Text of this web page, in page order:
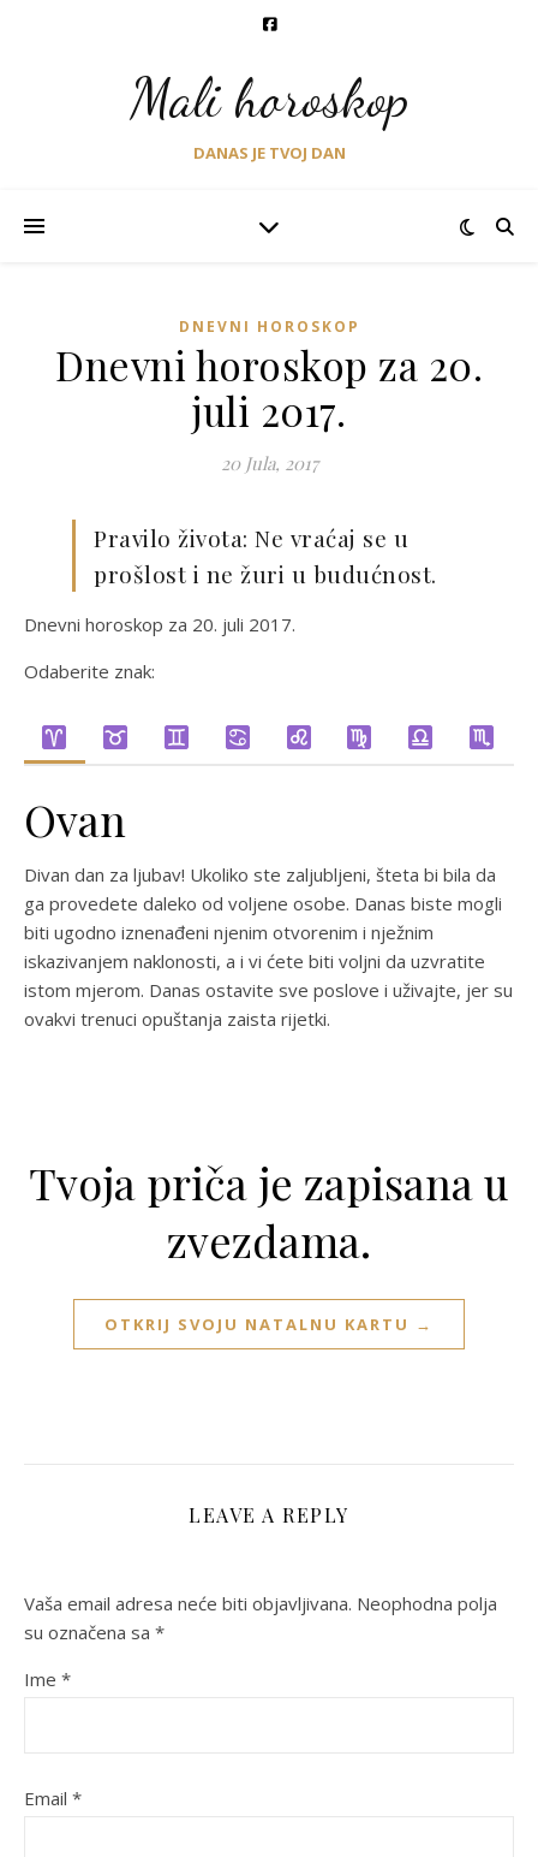
Mali horoskop
DANAS JE TVOJ DAN
DNEVNI HOROSKOP
Dnevni horoskop za 20.
juli 2017.
20 Jula, 2017
Pravilo života: Ne vraćaj se u
prošlost i ne žuri u budućnost.
Dnevni horoskop za 20. juli 2017.
Odaberite znak:
Ovan
Divan dan za ljubav! Ukoliko ste zaljubljeni, šteta bi bila da
ga provedete daleko od voljene osobe. Danas biste mogli
biti ugodno iznenađeni njenim otvorenim i nježnim
iskazivanjem naklonosti, a i vi ćete biti voljni da uzvratite
istom mjerom. Danas ostavite sve poslove i uživajte, jer su
ovakvi trenuci opuštanja zaista rijetki.
Tvoja priča je zapisana u
zvezdama.
OTKRIJ SVOJU NATALNU KARTU →
LEAVE A REPLY
Vaša email adresa neće biti objavljivana. Neophodna polja
su označena sa *
Ime *
Email *